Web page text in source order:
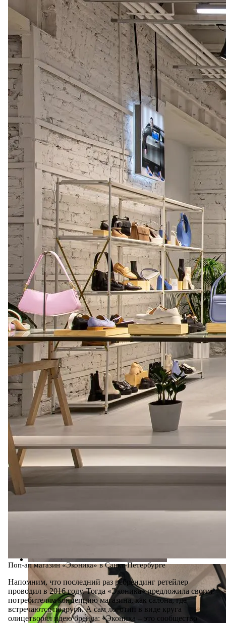
Поп-ап магазин «Эконика» в Санкт-Петербурге
Напомним, что последний раз ребрендинг ретейлер
проводил в 2016 году. Тогда «Эконика» предложила своим
потребителям концепцию магазина, как салона, где
встречаются подруги. А сам логотип в виде круга
олицетворял идею бренда: «Эконика – это сообщество